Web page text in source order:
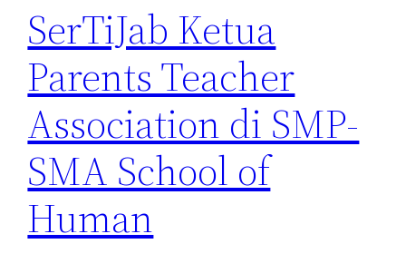
SerTiJab Ketua
Parents Teacher
Association di SMP-
SMA School of
Human